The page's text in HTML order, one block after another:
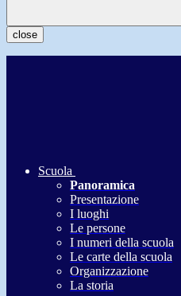
close
Scuola
Panoramica
Presentazione
I luoghi
Le persone
I numeri della scuola
Le carte della scuola
Organizzazione
La storia